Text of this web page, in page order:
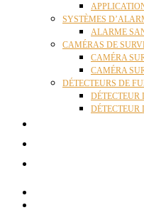
SYSTÈMES
ALARME
CAMÉRAS DE
CAMÉRA
CAMÉRA
DÉTECTEURS DE
DÉTECTEUR